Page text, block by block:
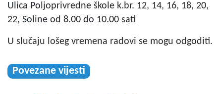
Ulica Poljoprivredne škole k.br. 12, 14, 16, 18, 20,
22, Soline od 8.00 do 10.00 sati
U slučaju lošeg vremena radovi se mogu odgoditi.
Povezane vijesti